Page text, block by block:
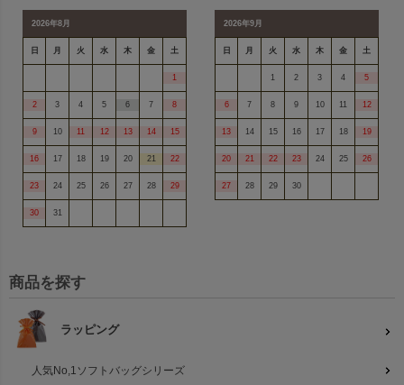
2026年8月
日 月 火 水 木 金 土
1
2 3 4 5 6 7 8
9 10 11 12 13 14 15
16 17 18 19 20 21 22
23 24 25 26 27 28 29
30 31
2026年9月
日 月 火 水 木 金 土
1 2 3 4 5
6 7 8 9 10 11 12
13 14 15 16 17 18 19
20 21 22 23 24 25 26
27 28 29 30
商品を探す
ラッピング
人気No,1ソフトバッグシリーズ